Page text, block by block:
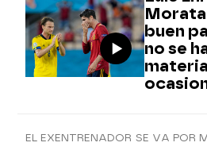
Morata
buen
no se